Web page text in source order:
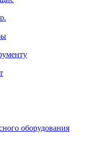
оборудования